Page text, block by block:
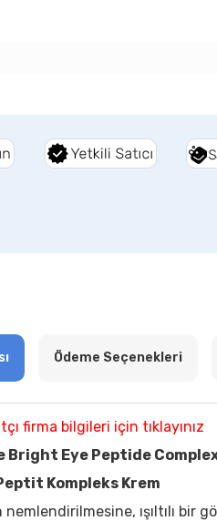
Ödeme Seçenekleri
firma bilgileri için tıklayınız
Bright Eye Peptide
Kompleks Krem
ışıltılı bir